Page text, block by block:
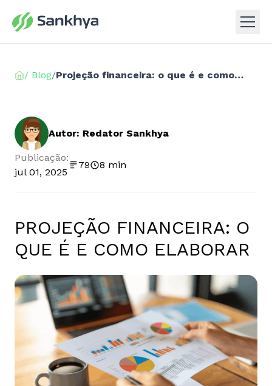
/ Blog/ Projeção financeira: o que é e como elaborar
Autor: Redator Sankhya
Publicação:
jul 01, 2025
79 8 min
PROJEÇÃO FINANCEIRA: O
QUE É E COMO ELABORAR